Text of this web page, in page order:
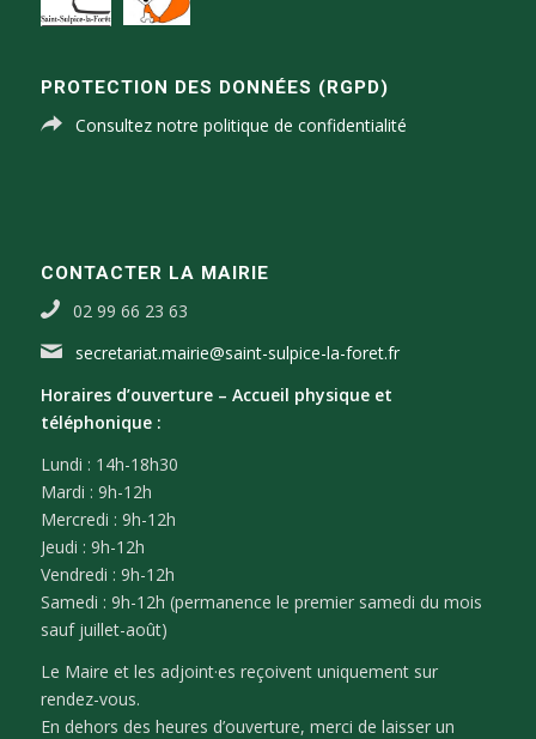
PROTECTION DES DONNÉES (RGPD)
Consultez notre politique de confidentialité
CONTACTER LA MAIRIE
02 99 66 23 63
secretariat.mairie@saint-sulpice-la-foret.fr
Horaires d’ouverture – Accueil physique et
téléphonique :
Lundi : 14h-18h30
Mardi : 9h-12h
Mercredi : 9h-12h
Jeudi : 9h-12h
Vendredi : 9h-12h
Samedi : 9h-12h (permanence le premier samedi du mois
sauf juillet-août)
Le Maire et les adjoint·es reçoivent uniquement sur
rendez-vous.
En dehors des heures d’ouverture, merci de laisser un